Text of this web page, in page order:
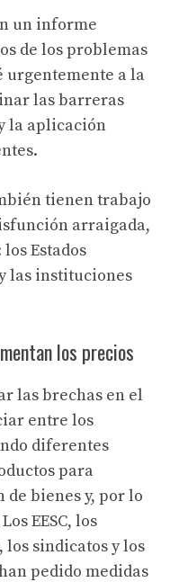
un informe
de los problemas
urgentemente a la
las barreras
la aplicación
tienen trabajo
arraigada,
Estados
las instituciones
los precios
las brechas en el
entre los
diferentes
para
bienes y, por lo
EESC, los
sindicatos y los
pedido medidas